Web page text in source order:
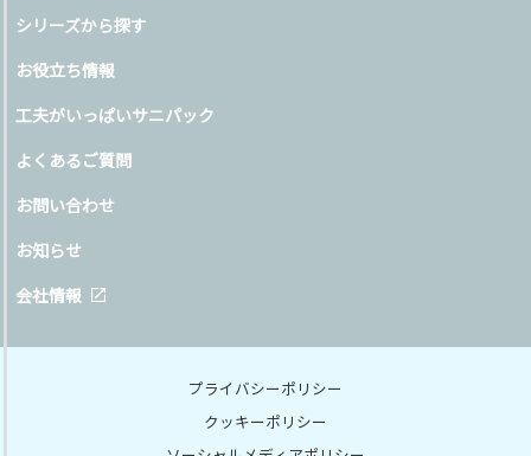
シリーズから探す
お役立ち情報
工夫がいっぱいサニパック
よくあるご質問
お問い合わせ
お知らせ
会社情報
プライバシーポリシー
クッキーポリシー